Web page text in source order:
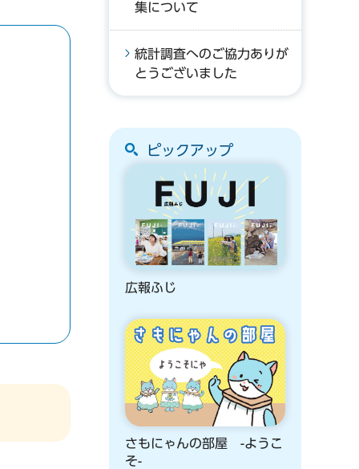
集について
統計調査へのご協力ありが
とうございました
ピックアップ
広報ふじ
さもにゃんの部屋 -ようこ
そ-